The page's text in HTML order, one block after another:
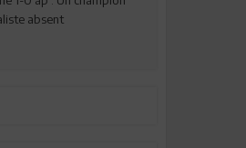
absent